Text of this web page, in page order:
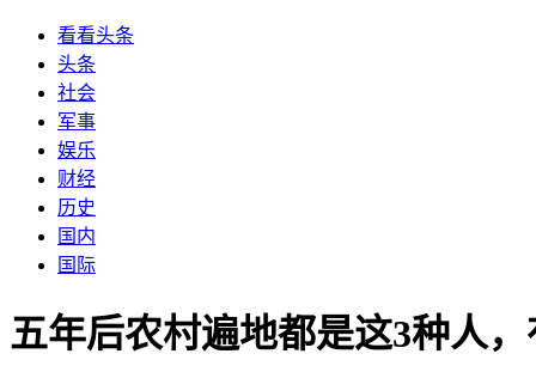
看看头条
头条
社会
军事
娱乐
财经
历史
国内
国际
五年后农村遍地都是这3种人